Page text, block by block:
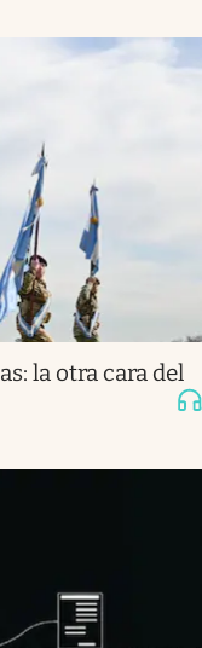
la otra cara del